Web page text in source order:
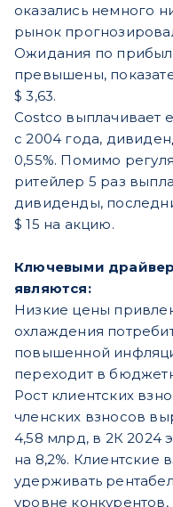
оказались немного
рынок
Ожидания по
превышены,
$ 3,63.
Costco выплачивает
с 2004 года,
0,55%. Помимо
ритейлер 5 раз
дивиденды,
$ 15 на акцию.
Ключевыми
являются:
Низкие цены
охлаждения
повышенной
переходит в
Рост клиентских
членских взносов
4,58 млрд, в 2К 2024
на 8,2%. Клиентские
удерживать
уровне